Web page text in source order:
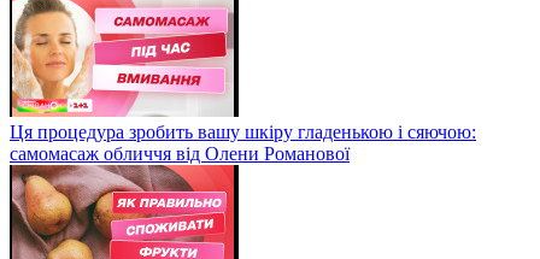
Ця процедура зробить вашу шкіру гладенькою і сяючою:
самомасаж обличчя від Олени Романової